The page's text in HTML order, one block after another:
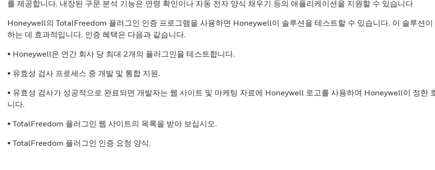
를 제공합니다. 내장된 구문 분석 기능은 연령 확인이나 자동 전자 양식 채우기 등의 애플리케이션을 지원할 수 있습니다
Honeywell의 TotalFreedom 플러그인 인증 프로그램을 사용하면 Honeywell이 솔루션을 테스트할 수 있습니다. 이 솔루션
하는 데 효과적입니다. 인증 혜택은 다음과 같습니다.
• Honeywell은 연간 회사 당 최대 2개의 플러그인을 테스트합니다.
• 유효성 검사 프로세스 중 개발 및 통합 지원.
• 유효성 검사가 성공적으로 완료되면 개발자는 웹 사이트 및 마케팅 자료에 Honeywell 로고를 사용하여 Honeywell이 정한
니다.
• TotalFreedom 플러그인 웹 사이트의 목록을 받아 보십시오.
• TotalFreedom 플러그인 인증 요청 양식.